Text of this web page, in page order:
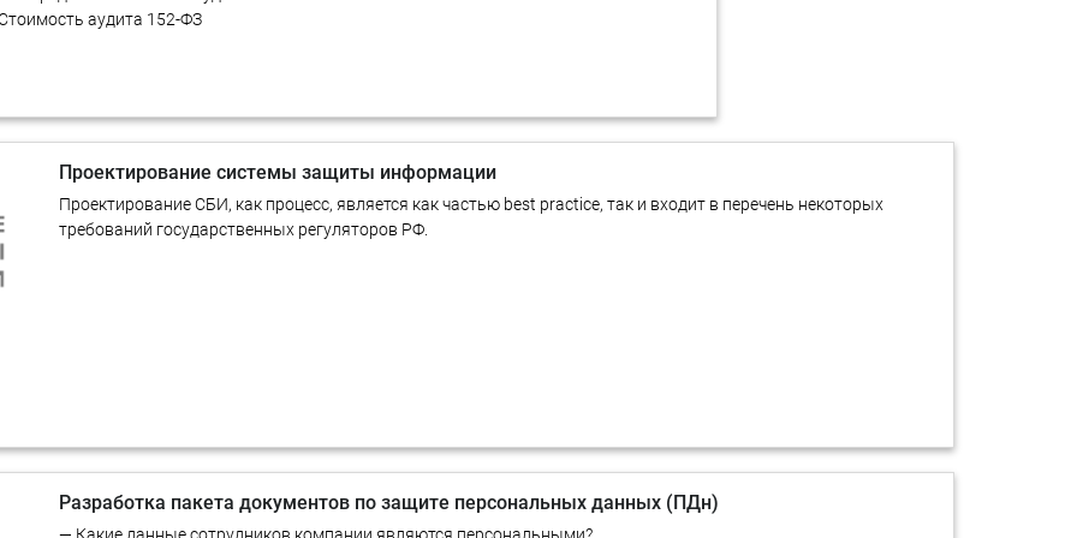
аудита 152-ФЗ
Проектирование системы защиты информации
Проектирование СБИ, как процесс, является как частью best practice, так и входит в перечень некоторых
требований государственных регуляторов РФ.
Разработка пакета документов по защите персональных данных (ПДн)
— Какие данные сотрудников компании являются персональными?